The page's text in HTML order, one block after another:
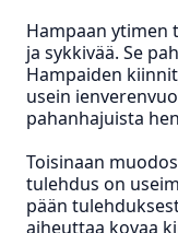
Hampaan ytimen
ja sykkivää. Se
Hampaiden
usein
pahanhajuista
Toisinaan
tulehdus on
pään
aiheuttaa kovaa